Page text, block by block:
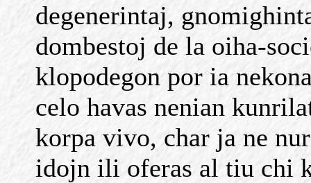
degenerintaj,
dombestoj de la oiha-
klopodegon por ia
celo havas nenian
korpa vivo, char ja ne
idojn ili oferas al tiu chi